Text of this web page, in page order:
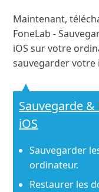
Maintenant,
FoneLab -
iOS sur votre
sauvegarder votre
Sauvegarde
iOS
Sauvegarder
ordinateur.
Restaurer les